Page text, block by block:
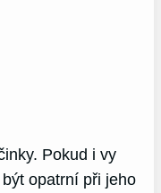
Pokud i vy
opatrní při jeho